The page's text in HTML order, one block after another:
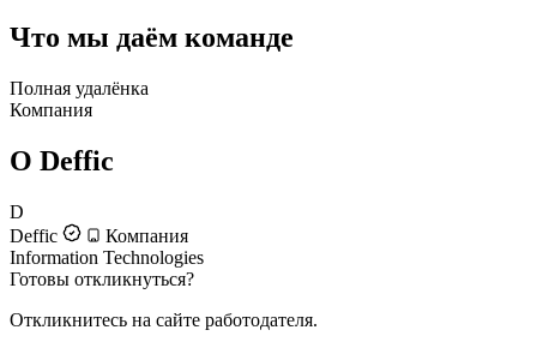
Что мы даём команде
Полная удалёнка
Компания
О Deffic
D
Deffic
Компания
Information Technologies
Готовы откликнуться?
Откликнитесь на сайте работодателя.